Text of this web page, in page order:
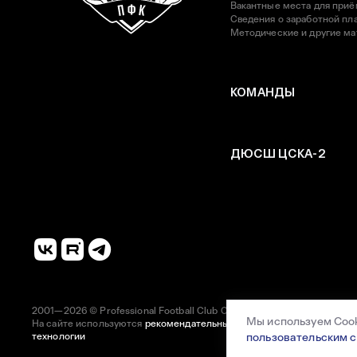
Вакантные места для
Сведения о заработной
Методические и другие
КОМАНДЫ
ДЮСШ ЦСКА-2
2001—2026 © Professional Football Club CSKA
На сайте используются рекомендательные
технологии
Мы используем
пользовательским